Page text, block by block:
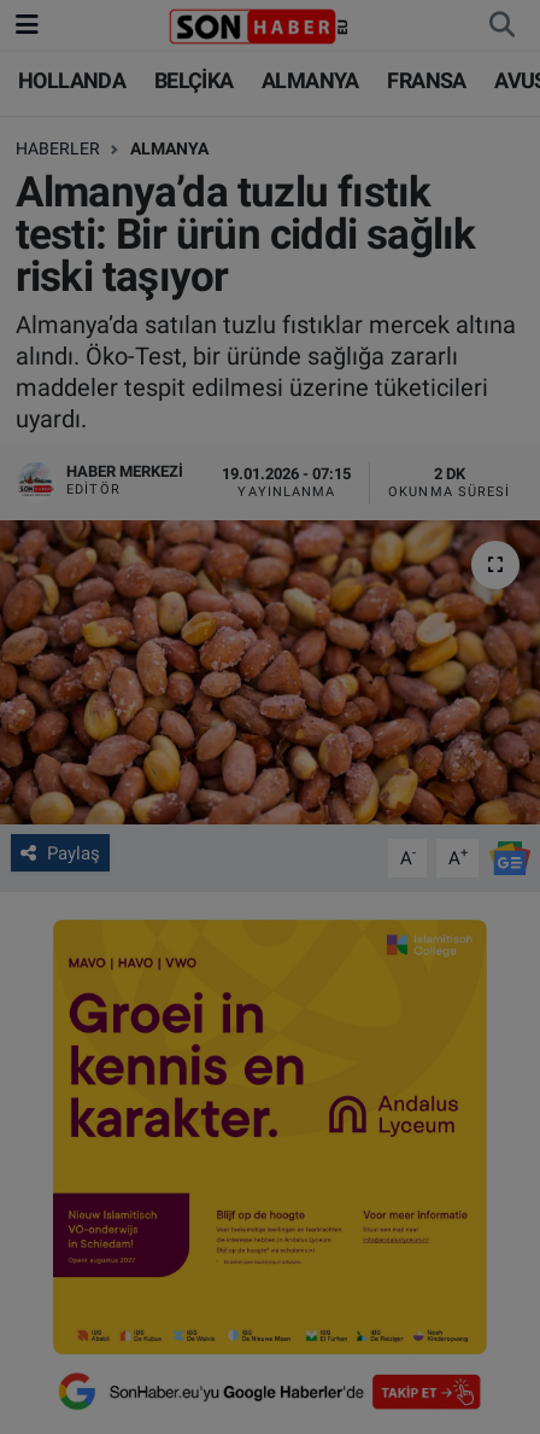
HOLLANDA BELÇİKA ALMANYA FRANSA
HABERLER ALMANYA
Almanya’da tuzlu fıstık
testi: Bir ürün ciddi sağlık
riski taşıyor
Almanya’da satılan tuzlu fıstıklar mercek altına
alındı. Öko-Test, bir üründe sağlığa zararlı
maddeler tespit edilmesi üzerine tüketicileri
uyardı.
HABER MERKEZI
EDITÖR
19.01.2026 - 07:15
YAYINLANMA
2 DK
OKUNMA SÜRESI
Paylaş A- A+
HOLLANDA
BELÇİKA
ALMANYA
FRANSA
AVUSTURYA
SAĞLIK - YAŞAM
BİLİM-TEKNOLOJİ
HOLLANDA
BELÇİKA
ALMANYA
TÜRKİYE
DÜNYA
BİLİM-TEKNOLOJİ
SAĞLIK
FOTO GALERİ
VIDEO GALERİ
ALGEMENE VOORWAARDEN
CONTACT
Çerez Politikası
Nöbetçi Eczaneler
Hava Durumu
Trafik Durumu
Süper Lig Puan Durumu ve Fikstür
Tüm Manşetler
Son Dakika Haberleri
Haber Arşivi